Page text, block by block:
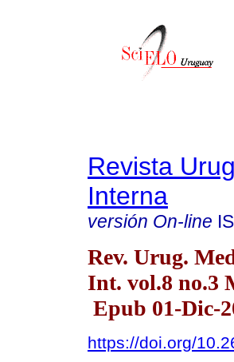
Revista
Interna
versión On-line
Rev. Urug.
Int. vol.8 no.3
Epub 01-Dic-
https://doi.org/